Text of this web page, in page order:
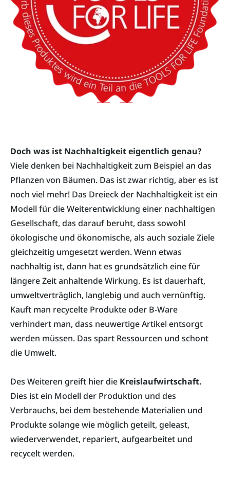
Doch was ist Nachhaltigkeit eigentlich genau?
Viele denken bei Nachhaltigkeit zum Beispiel an das
Pflanzen von Bäumen. Das ist zwar richtig, aber es ist
noch viel mehr! Das Dreieck der Nachhaltigkeit ist ein
Modell für die Weiterentwicklung einer nachhaltigen
Gesellschaft, das darauf beruht, dass sowohl
ökologische und ökonomische, als auch soziale Ziele
gleichzeitig umgesetzt werden. Wenn etwas
nachhaltig ist, dann hat es grundsätzlich eine für
längere Zeit anhaltende Wirkung. Es ist dauerhaft,
umweltverträglich, langlebig und auch vernünftig.
Kauft man recycelte Produkte oder B-Ware
verhindert man, dass neuwertige Artikel entsorgt
werden müssen. Das spart Ressourcen und schont
die Umwelt.
Des Weiteren greift hier die Kreislaufwirtschaft.
Dies ist ein Modell der Produktion und des
Verbrauchs, bei dem bestehende Materialien und
Produkte solange wie möglich geteilt, geleast,
wiederverwendet, repariert, aufgearbeitet und
recycelt werden.